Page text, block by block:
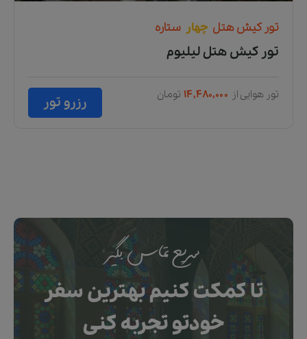
تور کیشهتل چهار ستاره
تور کیش هتل لیلیوم
رزرو تور تور هوایی از ۱۴,۴۸۰,۰۰۰ تومان
سریع تماس بگیر
تا کمکت کنیم بهترین سفر
خودتو تجربه کنی